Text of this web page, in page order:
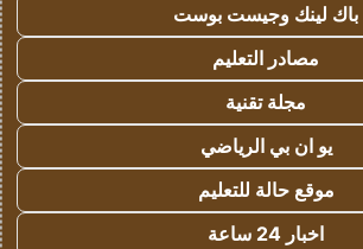
باك لينك وجيست بوست
مصادر التعليم
مجلة تقنية
يو ان بي الرياضي
موقع حالة للتعليم
اخبار 24 ساعة